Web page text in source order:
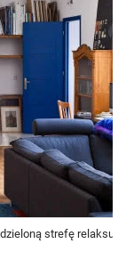
strefę relaksu.